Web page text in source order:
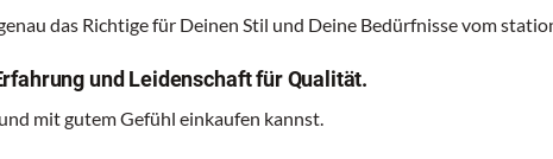
das Richtige für Deinen Stil und Deine Bedürfnisse vom
und Leidenschaft für Qualität.
mit gutem Gefühl einkaufen kannst.